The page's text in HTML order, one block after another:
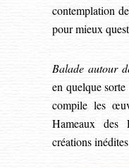
contemplation
pour mieux
Balade autour
en quelque
compile les
Hameaux
créations